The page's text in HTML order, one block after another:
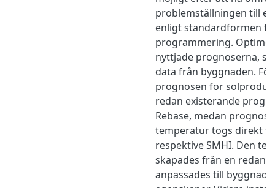
problemställningen till
enligt standardformen
programmering.
nyttjade prognoserna,
data från byggnaden.
prognosen för
redan existerande
Rebase, medan
temperatur togs direkt
respektive SMHI. Den
skapades från en redan
anpassades till